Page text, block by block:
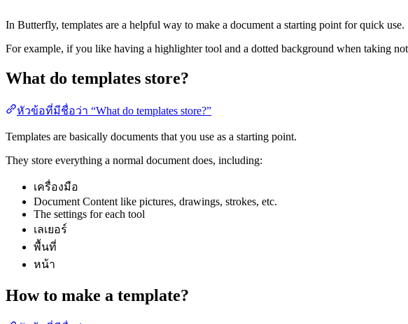
In Butterfly, templates are a helpful way to make a document a starting point for quick use.
For example, if you like having a highlighter tool and a dotted background when taking
What do templates store?
หัวข้อที่มีชื่อว่า “What do templates store?”
Templates are basically documents that you use as a starting point.
They store everything a normal document does, including:
เครื่องมือ
Document Content like pictures, drawings, strokes, etc.
The settings for each tool
เลเยอร์
พื้นที่
หน้า
How to make a template?